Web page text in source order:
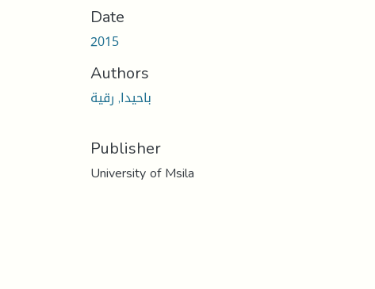
Date
2015
Authors
باحيدا, رقية
Publisher
University of Msila